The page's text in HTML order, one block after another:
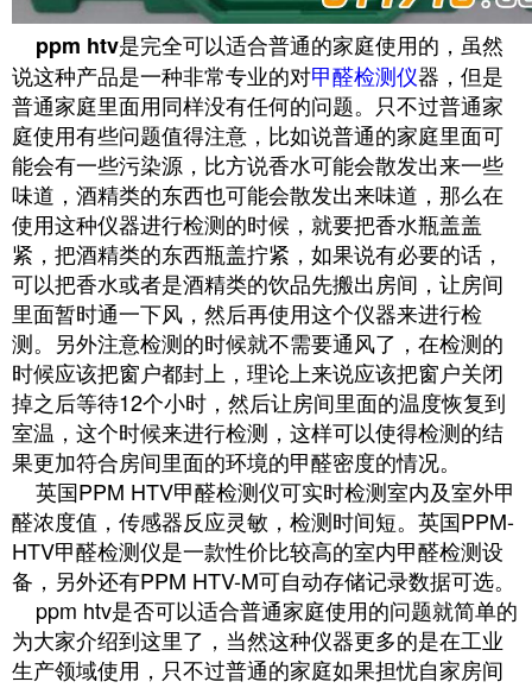
ppm htv是完全可以适合普通的家庭使用的，虽然
说这种产品是一种非常专业的对甲醛检测仪器，但是
普通家庭里面用同样没有任何的问题。只不过普通家
庭使用有些问题值得注意，比如说普通的家庭里面可
能会有一些污染源，比方说香水可能会散发出来一些
味道，酒精类的东西也可能会散发出来味道，那么在
使用这种仪器进行检测的时候，就要把香水瓶盖盖
紧，把酒精类的东西瓶盖拧紧，如果说有必要的话，
可以把香水或者是酒精类的饮品先搬出房间，让房间
里面暂时通一下风，然后再使用这个仪器来进行检
测。另外注意检测的时候就不需要通风了，在检测的
时候应该把窗户都封上，理论上来说应该把窗户关闭
掉之后等待12个小时，然后让房间里面的温度恢复到
室温，这个时候来进行检测，这样可以使得检测的结
果更加符合房间里面的环境的甲醛密度的情况。
英国PPM HTV甲醛检测仪可实时检测室内及室外甲
醛浓度值，传感器反应灵敏，检测时间短。英国PPM-
HTV甲醛检测仪是一款性价比较高的室内甲醛检测设
备，另外还有PPM HTV-M可自动存储记录数据可选。
ppm htv是否可以适合普通家庭使用的问题就简单的
为大家介绍到这里了，当然这种仪器更多的是在工业
生产领域使用，只不过普通的家庭如果担忧自家房间